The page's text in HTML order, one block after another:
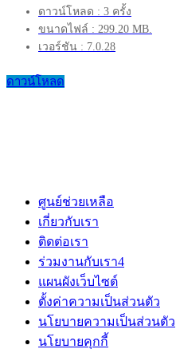
ดาวน์โหลด : 3 ครั้ง
ขนาดไฟล์ : 299.20 MB.
เวอร์ชัน : 7.0.28
ดาวน์โหลด
ศูนย์ช่วยเหลือ
เกี่ยวกับเรา
ติดต่อเรา
ร่วมงานกับเรา4
แผนผังเว็บไซต์
ตั้งค่าความเป็นส่วนตัว
นโยบายความเป็นส่วนตัว
นโยบายคุกกี้